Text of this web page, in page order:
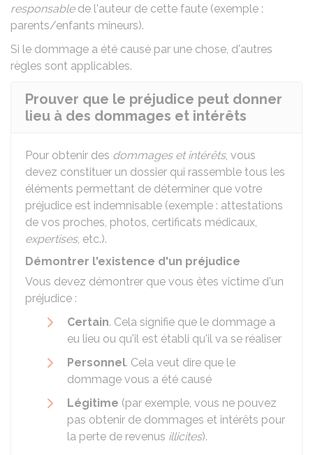
responsablede l'auteur de cette faute (exemple :
parents/enfants mineurs).
Si le dommage a été causé par une chose, d'autres
règles sont applicables.
Prouver que le préjudice peut donner
lieu à des dommages et intérêts
Pour obtenir des dommages et intérêts, vous
devez constituer un dossier qui rassemble tous les
éléments permettant de déterminer que votre
préjudice est indemnisable (exemple : attestations
de vos proches, photos, certificats médicaux,
expertises, etc.).
Démontrer l'existence d'un préjudice
Vous devez démontrer que vous êtes victime d'un
préjudice :
Certain. Cela signifie que le dommage a
eu lieu ou qu'il est établi qu'il va se réaliser
Personnel. Cela veut dire que le
dommage vous a été causé
Légitime (par exemple, vous ne pouvez
pas obtenir de dommages et intérêts pour
la perte de revenus illicites).